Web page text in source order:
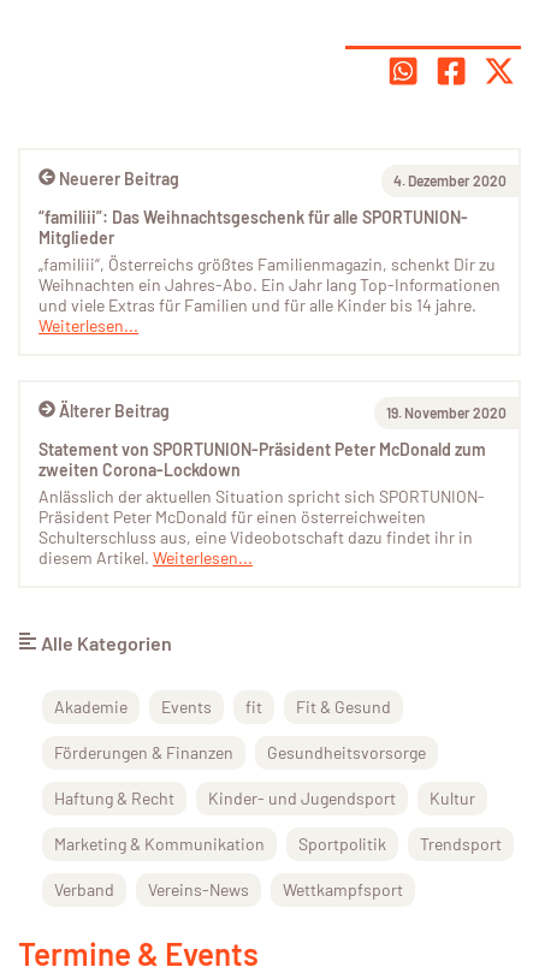
Älterer Beitrag 19. November 2020
Statement von SPORTUNION-Präsident Peter McDonald zum
zweiten Corona-Lockdown
Anlässlich der aktuellen Situation spricht sich SPORTUNION-
Präsident Peter McDonald für einen österreichweiten
Schulterschluss aus, eine Videobotschaft dazu findet ihr in
diesem Artikel. Weiterlesen...
Neuerer Beitrag 4. Dezember 2020
“familiii”: Das Weihnachtsgeschenk für alle SPORTUNION-
Mitglieder
„familiii“, Österreichs größtes Familienmagazin, schenkt Dir zu
Weihnachten ein Jahres-Abo. Ein Jahr lang Top-Informationen
und viele Extras für Familien und für alle Kinder bis 14 jahre.
Weiterlesen...
Alle Kategorien
Akademie Events fit Fit & Gesund
Förderungen & Finanzen Gesundheitsvorsorge
Haftung & Recht Kinder- und Jugendsport Kultur
Marketing & Kommunikation Sportpolitik Trendsport
Verband Vereins-News Wettkampfsport
Termine & Events